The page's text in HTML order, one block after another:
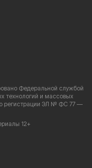
Федеральной службой
технологий и массовых
о регистрации ЭЛ № ФС 77 —
12+